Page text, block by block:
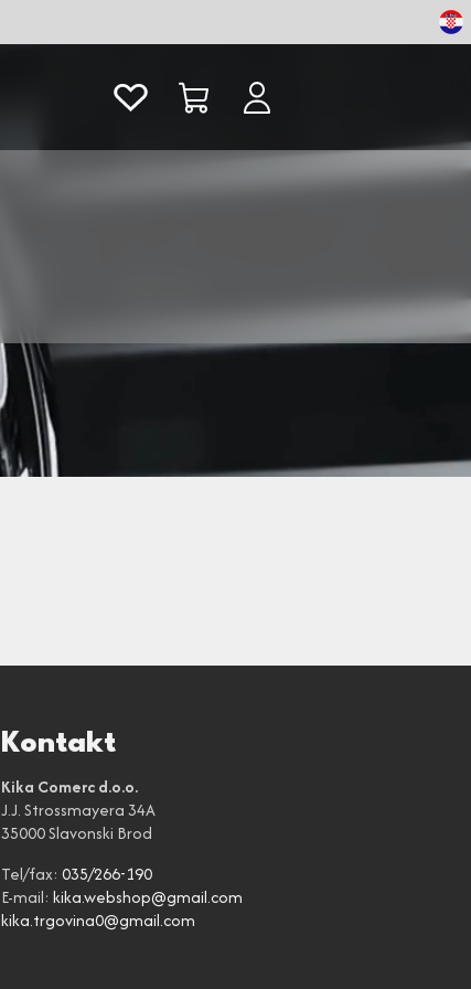
Kontakt
Kika Comerc d.o.o.
J.J. Strossmayera 34A
35000 Slavonski Brod
Tel/fax: 035/266-190
E-mail: kika.webshop@gmail.com
kika.trgovina0@gmail.com